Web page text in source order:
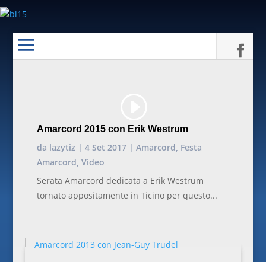
Amarcord 2015 con Erik Westrum
da lazytiz | 4 Set 2017| Amarcord Festa
Amarcord Video
Serata Amarcord dedicata a Erik Westrum
tornato appositamente in Ticino per questo...